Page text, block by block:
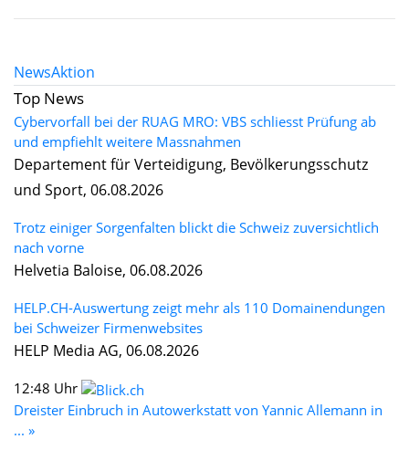
NewsAktion
Top News
Cybervorfall bei der RUAG MRO: VBS schliesst Prüfung ab
und empfiehlt weitere Massnahmen
Departement für Verteidigung, Bevölkerungsschutz
und Sport, 06.08.2026
Trotz einiger Sorgenfalten blickt die Schweiz zuversichtlich
nach vorne
Helvetia Baloise, 06.08.2026
HELP.CH-Auswertung zeigt mehr als 110 Domainendungen
bei Schweizer Firmenwebsites
HELP Media AG, 06.08.2026
12:48 Uhr
Dreister Einbruch in Autowerkstatt von Yannic Allemann in
... »